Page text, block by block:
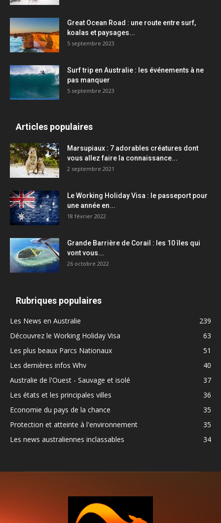
Great Ocean Road : une route entre surf,
koalas et paysages...
5 septembre 2023
Surf trip en Australie : les événements à ne
pas manquer
5 septembre 2023
Articles populaires
Marsupiaux : 7 adorables créatures dont
vous allez faire la connaissance...
2 septembre 2021
Le Working Holiday Visa : le passeport pour
une année en...
18 février 2022
Grande Barrière de Corail : les 10 îles qui
vont vous...
26 octobre 2022
Rubriques populaires
Les News en Australie
239
Découvrez le Working Holiday Visa
63
Les plus beaux Parcs Nationaux
51
Les dernières infos Whv
40
Australie de l'Ouest - Sauvage et isolé
37
Les états et les principales villes
36
Economie du pays de la chance
35
Protection et atteinte à l'environnement
35
Les news australiennes inclassables
34